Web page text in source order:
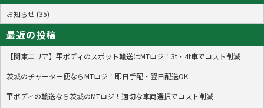
お知らせ (35)
最近の投稿
【関東エリア】平ボディのスポット輸送はMTロジ！3t・4t車でコスト削減
茨城のチャーター便ならMTロジ！即日手配・翌日配送OK
平ボディの輸送なら茨城のMTロジ！適切な車両選択でコスト削減